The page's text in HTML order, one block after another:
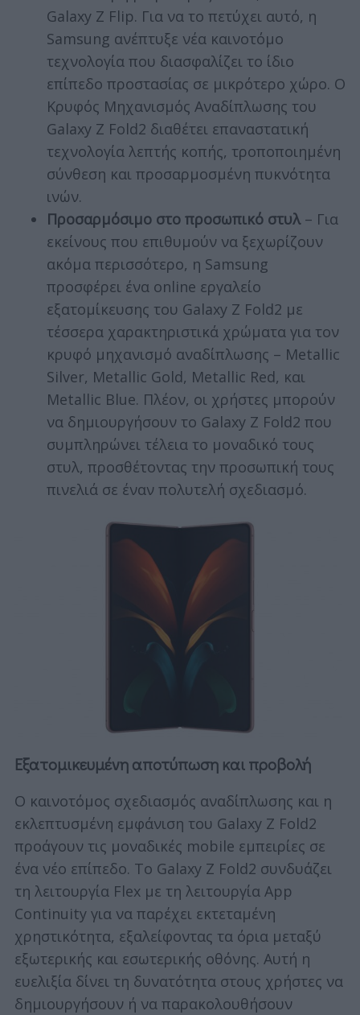
Galaxy Z Flip. Για να το πετύχει αυτό, η
Samsung ανέπτυξε νέα καινοτόμο
τεχνολογία που διασφαλίζει το ίδιο
επίπεδο προστασίας σε μικρότερο χώρο. Ο
Κρυφός Μηχανισμός Αναδίπλωσης του
Galaxy Z Fold2 διαθέτει επαναστατική
τεχνολογία λεπτής κοπής, τροποποιημένη
σύνθεση και προσαρμοσμένη πυκνότητα
ινών.
Προσαρμόσιμο στο προσωπικό στυλ– Για
εκείνους που επιθυμούν να ξεχωρίζουν
ακόμα περισσότερο, η Samsung
προσφέρει ένα online εργαλείο
εξατομίκευσης του Galaxy Z Fold2 με
τέσσερα χαρακτηριστικά χρώματα για τον
κρυφό μηχανισμό αναδίπλωσης – Metallic
Silver, Metallic Gold, Metallic Red, και
Metallic Blue. Πλέον, οι χρήστες μπορούν
να δημιουργήσουν το Galaxy Z Fold2 που
συμπληρώνει τέλεια το μοναδικό τους
στυλ, προσθέτοντας την προσωπική τους
πινελιά σε έναν πολυτελή σχεδιασμό.
Εξατομικευμένη αποτύπωση και προβολή
Ο καινοτόμος σχεδιασμός αναδίπλωσης και η
εκλεπτυσμένη εμφάνιση του Galaxy Z Fold2
προάγουν τις μοναδικές mobile εμπειρίες σε
ένα νέο επίπεδο. Το Galaxy Z Fold2 συνδυάζει
τη λειτουργία Flex με τη λειτουργία App
Continuity για να παρέχει εκτεταμένη
χρηστικότητα, εξαλείφοντας τα όρια μεταξύ
εξωτερικής και εσωτερικής οθόνης. Αυτή η
ευελιξία δίνει τη δυνατότητα στους χρήστες να
δημιουργήσουν ή να παρακολουθήσουν